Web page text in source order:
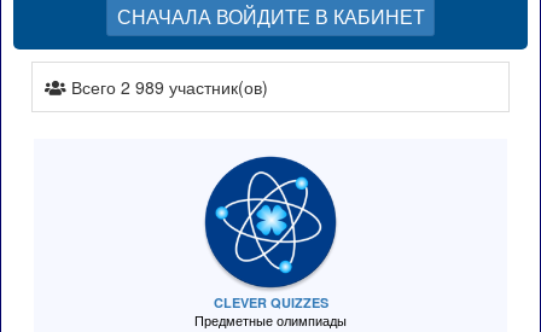
СНАЧАЛА ВОЙДИТЕ В КАБИНЕТ
Всего 2 989 участник(ов)
CLEVER QUIZZES
Предметные олимпиады